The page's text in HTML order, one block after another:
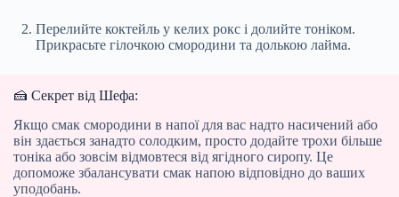
Перелийте коктейль у келих рокс і долийте тоніком.
Прикрасьте гілочкою смородини та долькою лайма.
🍰 Секрет від Шефа:
Якщо смак смородини в напої для вас надто насичений або
він здається занадто солодким, просто додайте трохи більше
тоніка або зовсім відмовтеся від ягідного сиропу. Це
допоможе збалансувати смак напою відповідно до ваших
уподобань.